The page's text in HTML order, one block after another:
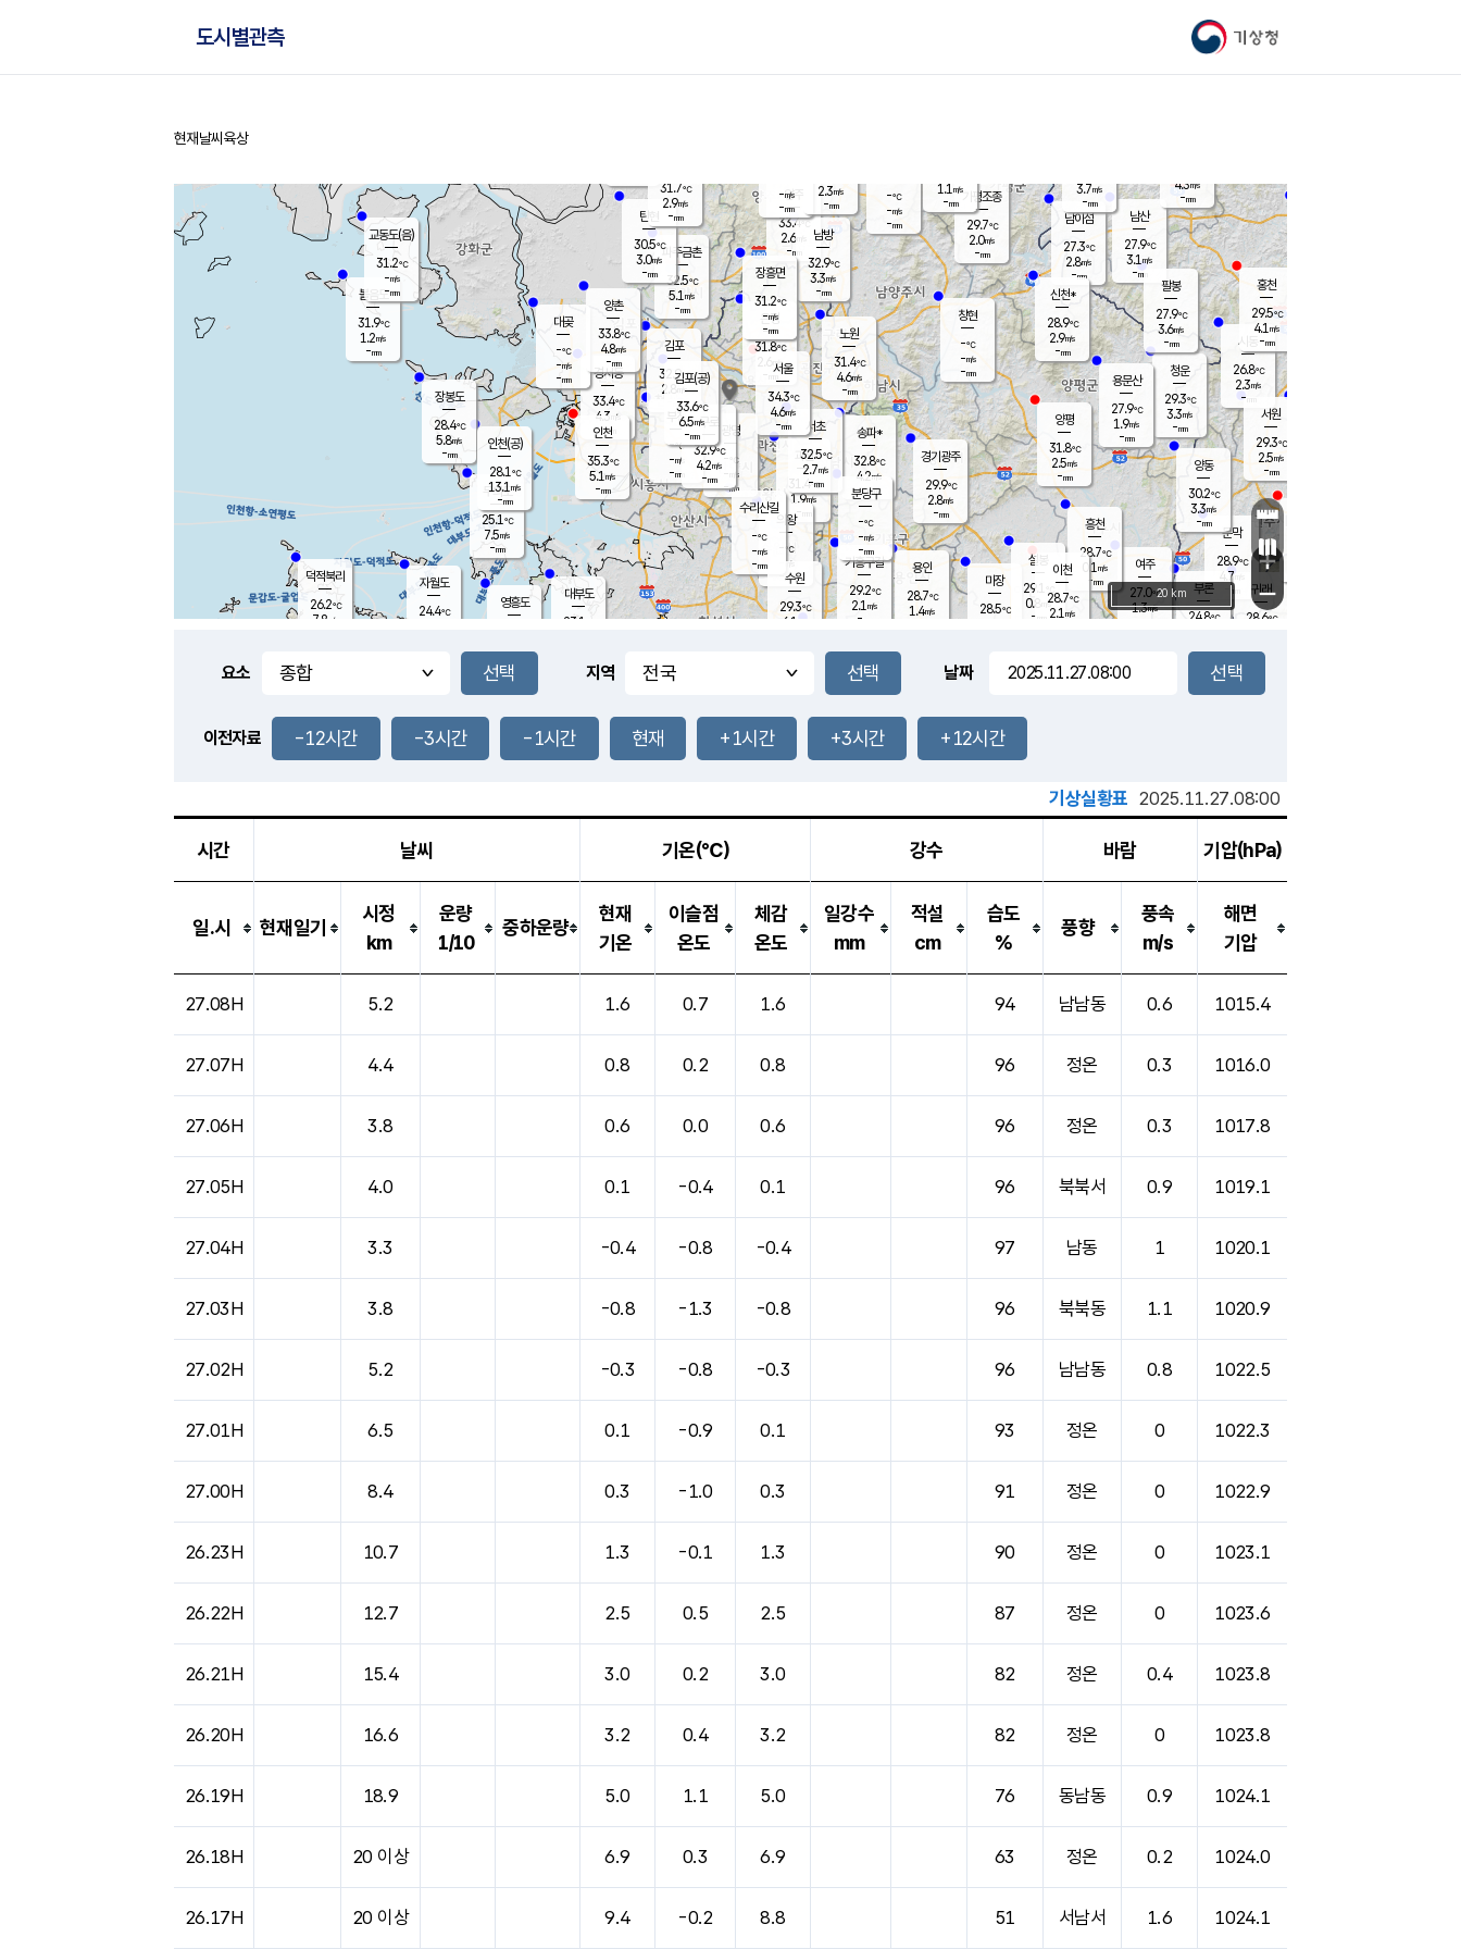
기상청
도시별관측
홈
현재날씨 육상
풍도
6.4m/s
문막
28.9℃
4.7m/s
mm
남이섬
27.3℃
2.8m/s
-mm
무의도
25.1℃
7.5m/s
-mm
영흥도
볼음도
31.9℃
1.2m/s
-mm
자월도
24.4℃
양주
33.4℃
2.6
-mm
부론
24.8℃
과천
31.4℃
1.9m/s
- mm
남산
27.9℃
3.1 m/s
-mm
장봉도
28.4℃
5.8m/s
-mm
9.0mm
청운
29.3℃
3.3m/s
-mm
팔봉
27.9℃
3.6m/s
-mm
-mm
용인
28.7℃
1.4m/s
여주
27.0℃
1.3m/s
양동
30.2℃
3.3m/s
-mm
경기광주
29.9℃
2.8m/s
-mm
장호원
3.7m/s
-mm
23.8
℃
대부도
23.1
-
경서동
33.4℃
4.3 m/s
-mm
파주금촌
32.5℃
5.1 m/s
-mm
가평조종
29.7℃
2.0m/s
-mm
-℃
-m/s
-mm
대곶
-℃
-m/s
-mm
신천*
28.9℃
2.9m/s
-mm
창현
-℃
-m/s
-mm
탄현
30.5℃
3.0m/s
-mm
1.1 m/s
-mm
26.2℃
0.5m/s
-mm
흥천
28.7℃
0.1 m/s
-mm
마장
28.5℃
의왕
- ℃
m/s
mm
김포
32.9℃
2.8 m/s
mm
설봉
29.1
0.8 m/s
- mm
광명
- ℃
-m/s
-mm
부천
-℃
-m/s
-mm
-mm
양촌
33.8℃
4.8m/s
-mm
구로
32.9℃
4.2m/s
-mm
은평
31.8℃
2.6 m/s
- mm
노원
31.4℃
4.6m/s
-mm
송파*
32.8℃
4.2m/s
-mm
서초
32.5℃
2.7m/s
-mm
남방
32.9℃
3.3m/s
-mm
기흥구갈
29.2℃
2.1 m/s
-
수리산길
-℃
-m/s
-mm
분당구
-℃
-m/s
-mm
장흥면
31.2℃
-m/s
-mm
-m/s
-mm
시동
26.8℃
2.3m/s
- mm
귀래
28.6℃
서원
29.3℃
2.5m/s
-mm
용문산
27.9℃
1.9m/s
-mm
덕적북리
26.2℃
7.8 m/s
인천(공)
28.1℃
13.1 m/s
-mm
김포(공)
33.6℃
6.5m/s
-mm
교동도(음)
31.2℃
-m/s
-mm
홍천
29.5℃
4.1 m/s
-mm
이천
28.7℃
2.1 m/s
양평
31.8℃
2.5m/s
-mm
수원
29.3℃
6.1 m/s
인천
35.3℃
5.1 m/s
-mm
서울
34.3℃
4.6m/s
-mm
4.3m/s
-mm
31.7℃
2.9m/s
-mm
2.3m/s
-mm
+
−
20 km
요소 지역 날짜
이전자료 -12시간 -3시간 -1시간 현재 +1시간 +3시간 +12시간
기상실황표 2025.11.27.08:00
시간 날씨 기온(℃) 강수 바람 기압(hPa)
일.시 현재일기
시정
km
운량
1/10
중하운량
현재
기온
이슬점
온도
체감
온도
일강수
mm
적설
cm
습도
%
풍향
풍속
m/s
해면
기압
27.08H 5.2 1.6 0.7 1.6 94 남남동 0.6 1015.4
27.07H 4.4 0.8 0.2 0.8 96 정온 0.3 1016.0
27.06H 3.8 0.6 0.0 0.6 96 정온 0.3 1017.8
27.05H 4.0 0.1 -0.4 0.1 96 북북서 0.9 1019.1
27.04H 3.3 -0.4 -0.8 -0.4 97 남동 1 1020.1
27.03H 3.8 -0.8 -1.3 -0.8 96 북북동 1.1 1020.9
27.02H 5.2 -0.3 -0.8 -0.3 96 남남동 0.8 1022.5
27.01H 6.5 0.1 -0.9 0.1 93 정온 0 1022.3
27.00H 8.4 0.3 -1.0 0.3 91 정온 0 1022.9
26.23H 10.7 1.3 -0.1 1.3 90 정온 0 1023.1
26.22H 12.7 2.5 0.5 2.5 87 정온 0 1023.6
26.21H 15.4 3.0 0.2 3.0 82 정온 0.4 1023.8
26.20H 16.6 3.2 0.4 3.2 82 정온 0 1023.8
26.19H 18.9 5.0 1.1 5.0 76 동남동 0.9 1024.1
26.18H 20 이상 6.9 0.3 6.9 63 정온 0.2 1024.0
26.17H 20 이상 9.4 -0.2 8.8 51 서남서 1.6 1024.1